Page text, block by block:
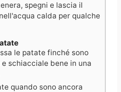
spegni e lascia il
calda per qualche
le patate finché sono
schiacciale bene in una
quando sono ancora